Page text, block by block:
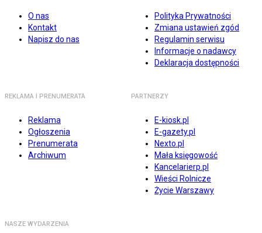
O nas
Kontakt
Napisz do nas
Polityka Prywatności
Zmiana ustawień zgód
Regulamin serwisu
Informacje o nadawcy
Deklaracja dostępności
REKLAMA I PRENUMERATA
Reklama
Ogłoszenia
Prenumerata
Archiwum
PARTNERZY
E-kiosk.pl
E-gazety.pl
Nexto.pl
Mała księgowość
Kancelarierp.pl
Wieści Rolnicze
Życie Warszawy
NASZE WYDARZENIA